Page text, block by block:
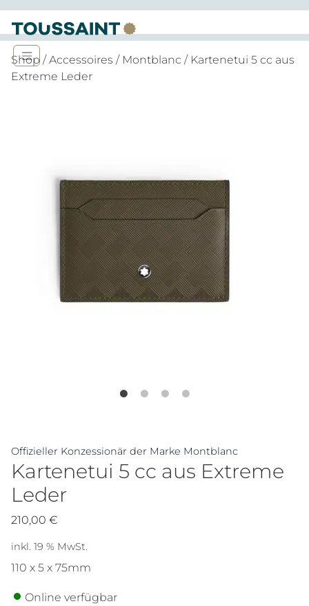
Shop /Accessoires / Montblanc / Kartenetui 5 cc aus
Extreme Leder
Offizieller Konzessionär der Marke Montblanc
Kartenetui 5 cc aus Extreme
Leder
210,00 €
inkl. 19 % MwSt.
110 x 5 x 75mm
Online verfügbar